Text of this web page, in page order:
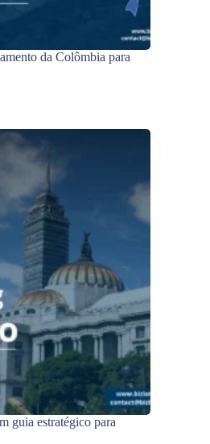
da Colômbia para
guia estratégico para